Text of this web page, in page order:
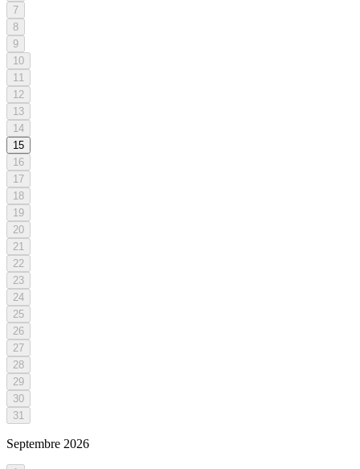
7
8
9
10
11
12
13
14
15
16
17
18
19
20
21
22
23
24
25
26
27
28
29
30
31
Septembre 2026